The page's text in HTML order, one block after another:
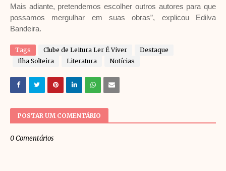
Mais adiante, pretendemos escolher outros autores para que
possamos mergulhar em suas obras”, explicou Edilva
Bandeira.
Tags Clube de Leitura Ler É Viver
Destaque
Ilha Solteira
Literatura Notícias
POSTAR UM COMENTÁRIO
0 Comentários